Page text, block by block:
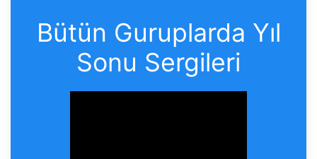
Bütün Guruplarda Yıl
Sonu Sergileri